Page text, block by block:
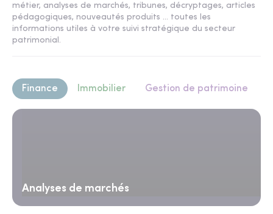
métier, analyses de marchés, tribunes, décryptages, articles
pédagogiques, nouveautés produits ... toutes les
informations utiles à votre suivi stratégique du secteur
patrimonial.
Finance Immobilier Gestion de patrimoine
Analyses de marchés